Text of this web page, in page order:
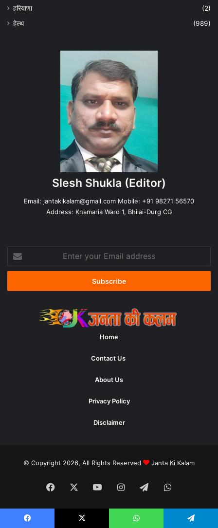
हरियाणा
(2)
हेल्‍थ
(989)
Slesh Shukla (Editor)
Email: jantakikalam@gmail.com Mobile: +91 98271 56570
Address: Khamaria Ward 1, Bhilai-Durg CG
your
Email
Home
Contact Us
About Us
Privacy Policy
Disclaimer
© Copyright 2026, All Rights Reserved Janta Ki Kalam
Facebook YouTubeInstagram
TelegramWhatsApp